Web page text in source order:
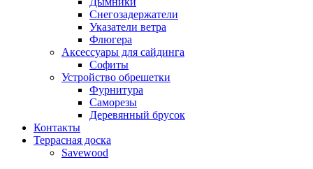
Снегозадержатели
Указатели ветра
Флюгера
Аксессуары для сайдинга
Софиты
Устройство обрешетки
Фурнитура
Саморезы
Деревянный брусок
Контакты
Террасная доска
Savewood